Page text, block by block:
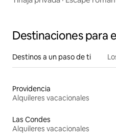
Destinaciones para
Destinos a un paso de ti
Providencia
Alquileres vacacionales
Las Condes
Alquileres vacacionales